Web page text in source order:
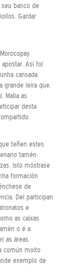
seu banco de
Gardar
Así foi
cansada
grande leira que,
Malia as
desta
teñen estes
tamén
Isto móstrase
formación
de
Del participan
e
as caixas
o é a
as áreas
común moito
exemplo de